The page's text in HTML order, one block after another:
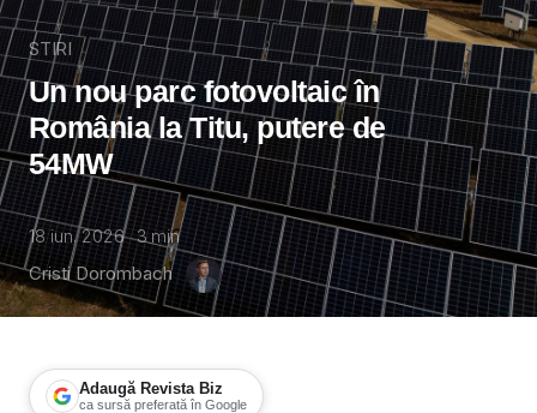
STIRI
Un nou parc fotovoltaic în
România la Titu, putere de
54MW
18 iun. 2026 3 min
Cristi Dorombach
Adaugă Revista Biz
ca sursă preferată în Google